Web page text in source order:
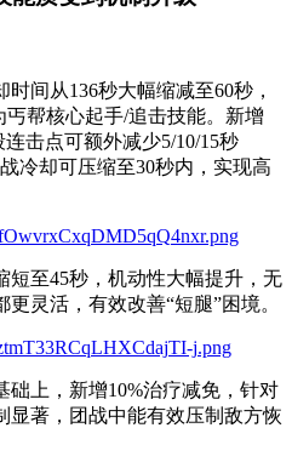
时间从136秒大幅缩减至60秒，
帮核心起手/追击技能。新增
击点可额外减少5/10/15秒
冷却可压缩至30秒内，实现高
短至45秒，机动性大幅提升，无
灵活，有效改善“短腿”困境。
础上，新增10%治疗减免，针对
显著，团战中能有效压制敌方恢